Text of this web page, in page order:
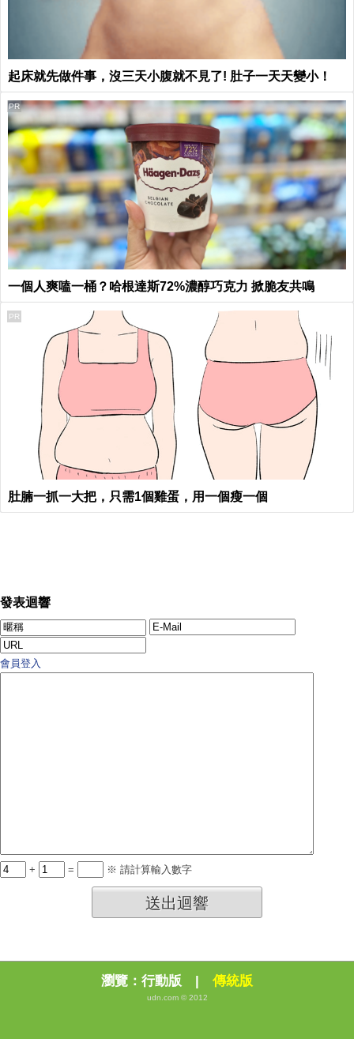
起床就先做件事，沒三天小腹就不見了! 肚子一天天變小！
一個人爽嗑一桶？哈根達斯72%濃醇巧克力 掀脆友共鳴
PR
肚腩一抓一大把，只需1個雞蛋，用一個瘦一個
PR
發表迴響
會員登入
+ = ※ 請計算輸入數字
送出迴響
瀏覽： 行動版 傳統版
udn.com © 2012